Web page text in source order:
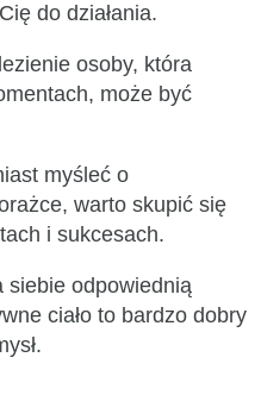
do działania.
osoby, która
może być
myśleć o
warto skupić się
i sukcesach.
siebie odpowiednią
ciało to bardzo dobry